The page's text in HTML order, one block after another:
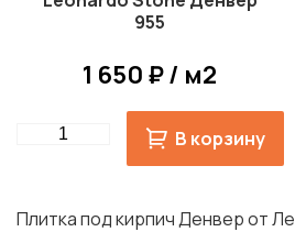
955
1 650 ₽ / м2
Quantity В корзину
Плитка под кирпич Денвер от